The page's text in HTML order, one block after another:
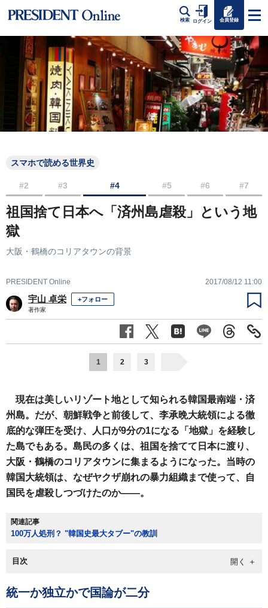
検索 ログイン 会員登録
スマホで読める世界史
#2 #3 #4 #5 #6 #7
祖国捨て日本へ「済州島虐殺」という地
獄
大阪・鶴橋のコリアタウンの背景
PRESIDENT Online 2017/08/12 11:00
宇山 卓栄 +フォロー
著作家
1 2 3
現在は美しいリゾート地として知られる韓国最南端・済
州島。だが、朝鮮戦争と前後して、李承晩大統領による徹
底的な弾圧を受け、人口が9分の1になる「地獄」を経験し
た島でもある。島民の多くは、祖国を捨てて日本に渡り、
大阪・鶴橋のコリアタウンに集まるようになった。当時の
韓国大統領は、なぜヤクザ崩れの暴力組織まで使って、自
国民を虐殺しつづけたのか――。
関連記事
100万人処刑？ "韓国史最大タブー"の教訓
目次
統一か独立かで国論が二分